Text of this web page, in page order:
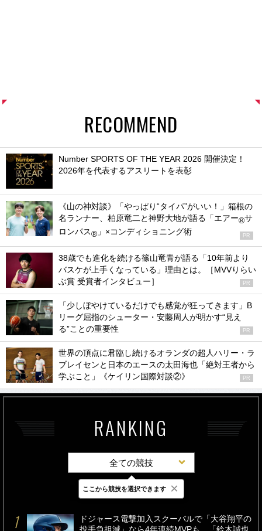
RECOMMEND
Number SPORTS OF THE YEAR 2026 開催決定！
2026年を代表するアスリートを表彰
《山の神対談》「やっぱり“タイパ”がいい！」箱根の
名ランナー、柏原竜二と神野大地が語る「エアー®サ
ロンパス® 」×コンディショニング術 PR
38歳でも進化を続ける篠山竜青が語る「10年前より
バスケが上手くなっている」理由とは。［MVVりらい
ぶ賞 受賞者インタビュー］
PR
「少しぼやけているだけでも感覚が狂ってきます」B
リーグ屈指のシューター・安藤周人が明かす“見え
る”ことの重要性
PR
世界の頂点に君臨し続けるオランダの超人ハリー・ラ
ブレイセンと日本のエースの太田海也「絶対王者から
学ぶこと」《ケイリン国際対談②》
PR
RANKING
全ての競技
最新 24時間 週間
ドジャース電撃加入スクーバルで「大谷翔平の
ここから競技を選択できます ×